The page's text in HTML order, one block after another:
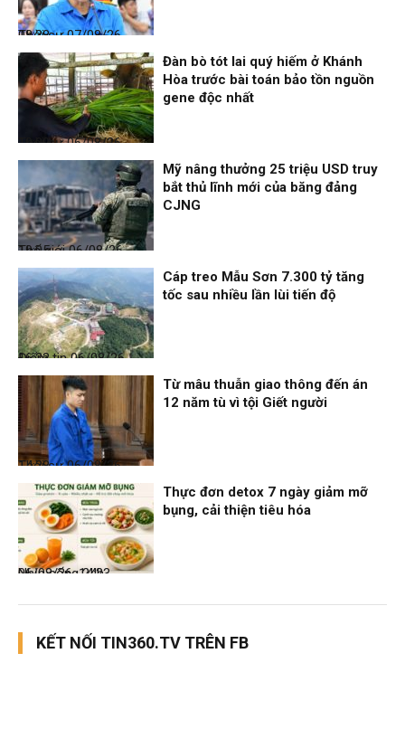
Thời sự
07/08/26, 08:38
Thời sự
06/08/26, 19:09
Đàn bò tót lai quý hiếm ở Khánh
Hòa trước bài toán bảo tồn nguồn
gene độc nhất
Thế giới
06/08/26, 19:05
Mỹ nâng thưởng 25 triệu USD truy
bắt thủ lĩnh mới của băng đảng
CJNG
Điểm tin
06/08/26, 16:23
Cáp treo Mẫu Sơn 7.300 tỷ tăng
tốc sau nhiều lần lùi tiến độ
Thời sự
06/08/26, 14:28
Từ mâu thuẫn giao thông đến án
12 năm tù vì tội Giết người
Nhịp sống 24h
06/08/26, 14:23
Thực đơn detox 7 ngày giảm mỡ
bụng, cải thiện tiêu hóa
KẾT NỐI TIN360.TV TRÊN FB